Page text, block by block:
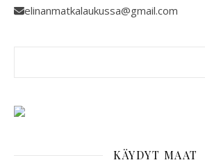
elinanmatkalaukussa@gmail.com
KÄYDYT MAAT